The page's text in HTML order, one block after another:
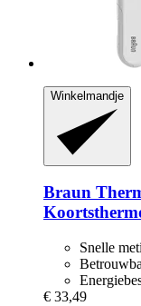
Winkelmandje
Braun
Snelle
€ 33,49